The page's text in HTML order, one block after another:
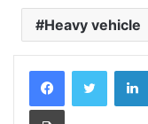
Heavy vehicle
Print